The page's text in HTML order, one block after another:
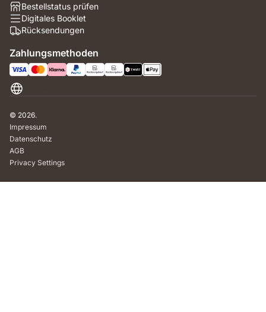
Bestellstatus prüfen
Digitales Booklet
Rücksendungen
Zahlungsmethoden
© 2026.
Impressum
Datenschutz
AGB
Privacy Settings